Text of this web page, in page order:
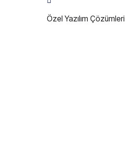
Özel Yazılım Çözümleri